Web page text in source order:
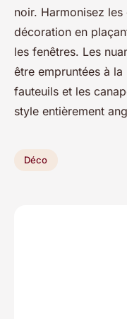
noir. Harmonisez
décoration en
les fenêtres. Les
être empruntées à
fauteuils et les
style entièrement
Déco